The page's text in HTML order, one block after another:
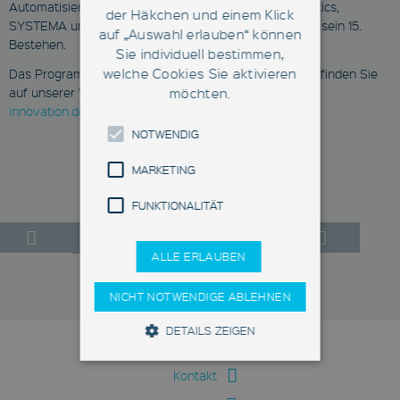
Automatisierungsspezialisten AIS Automation, Fabmatics,
SYSTEMA und XENON. Das AND feiert in diesem Jahr sein 15.
Bestehen.
Das Programm und alle Informationen zur Anmeldung finden Sie
auf unserer Veranstaltungsseite unter
innovation.de
Zurück zur Übersicht
Kontakt
der Häkchen und einem Klick
auf „Auswahl erlauben“ können
Sie individuell bestimmen,
welche Cookies Sie aktivieren
möchten.
NOTWENDIG
MARKETING
FUNKTIONALITÄT
ALLE ERLAUBEN
NICHT NOTWENDIGE ABLEHNEN
DETAILS ZEIGEN